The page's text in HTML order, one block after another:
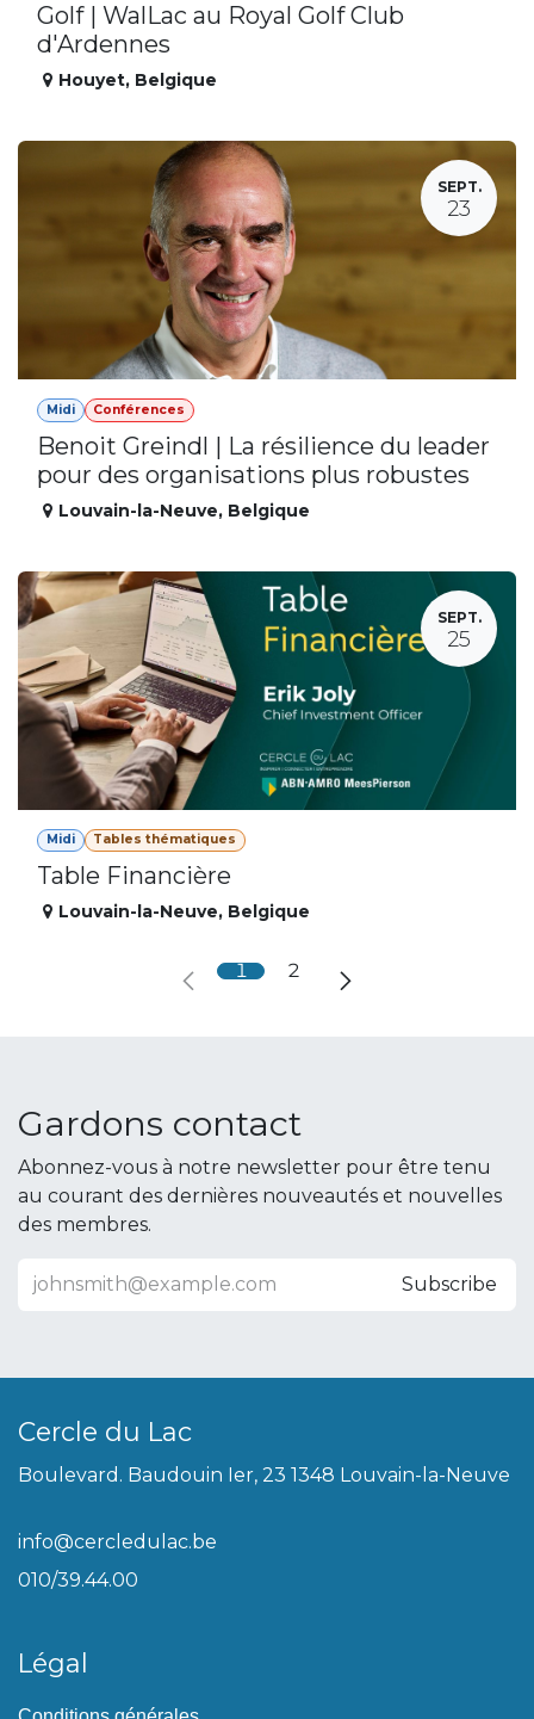
Golf | WalLac au Royal Golf Club
d'Ardennes
Houyet, Belgique
SEPT.
23
Midi Conférences
Benoit Greindl | La résilience du leader
pour des organisations plus robustes
Louvain-la-Neuve, Belgique
SEPT.
25
Midi Tables thématiques
Table Financière
Louvain-la-Neuve, Belgique
1 2
Gardons contact
Abonnez-vous à notre newsletter pour être tenu
au courant des dernières nouveautés et nouvelles
des membres.
Subscribe
Cercle du Lac
Boulevard. Baudouin Ier, 23 1348 Louvain-la-Neuve
info@cercledulac.be
010/39.44.00
Légal